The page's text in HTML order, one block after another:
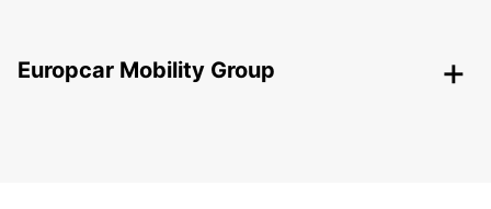
Europcar Mobility Group